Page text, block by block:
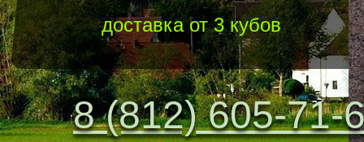
8 (812) 605-71-
доставка от 3 кубов